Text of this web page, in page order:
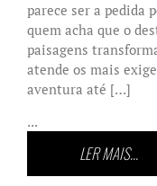
parece ser a pedida
quem acha que o
paisagens
atende os mais
aventura até […]
...
LER MAIS...